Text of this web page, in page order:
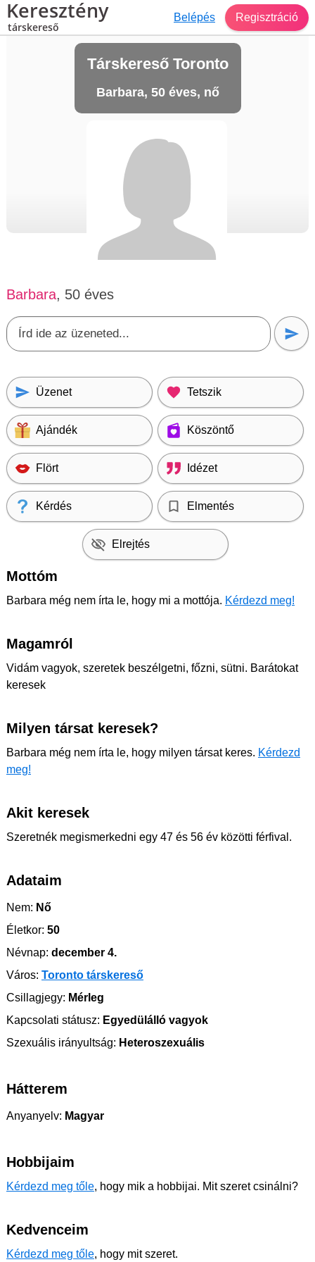
Keresztény
társkereső
Belépés Regisztráció
Társkereső Toronto
Barbara, 50 éves, nő
Barbara, 50 éves
Üzenet Tetszik
Ajándék Köszöntő
Flört Idézet
Kérdés Elmentés
Elrejtés
Mottóm
Barbara még nem írta le, hogy mi a mottója. Kérdezd meg!
Magamról
Vidám vagyok, szeretek beszélgetni, főzni, sütni. Barátokat
keresek
Milyen társat keresek?
Barbara még nem írta le, hogy milyen társat keres. Kérdezd
meg!
Akit keresek
Szeretnék megismerkedni egy 47 és 56 év közötti férfival.
Adataim
Nem: Nő
Életkor: 50
Névnap: december 4.
Város: Toronto társkereső
Csillagjegy: Mérleg
Kapcsolati státusz: Egyedülálló vagyok
Szexuális irányultság: Heteroszexuális
Hátterem
Anyanyelv: Magyar
Hobbijaim
Kérdezd meg tőle, hogy mik a hobbijai. Mit szeret csinálni?
Kedvenceim
Kérdezd meg tőle, hogy mit szeret.